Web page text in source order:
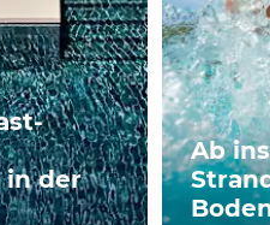
in der
Ab